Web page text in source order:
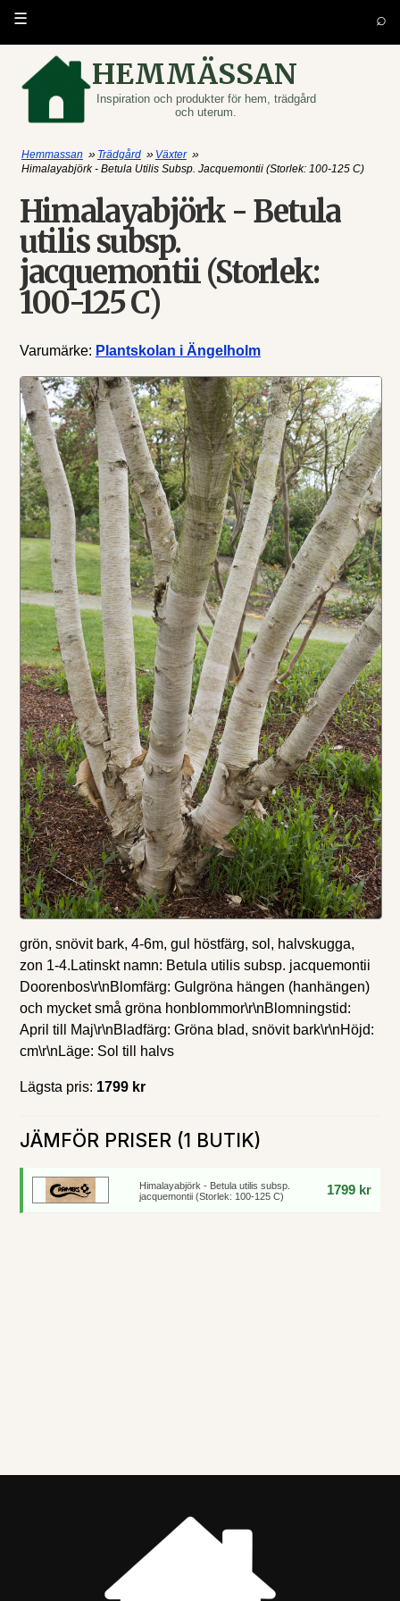
HEMMÄSSAN
Inspiration och produkter för hem, trädgård
och uterum.
☰ ⌕
Hemmassan » Trädgård » Växter »
Himalayabjörk - Betula Utilis Subsp. Jacquemontii (Storlek: 100-125 C)
Himalayabjörk - Betula
utilis subsp.
jacquemontii (Storlek:
100-125 C)
Varumärke: Plantskolan i Ängelholm
grön, snövit bark, 4-6m, gul höstfärg, sol, halvskugga,
zon 1-4.Latinskt namn: Betula utilis subsp. jacquemontii
Doorenbos\r\nBlomfärg: Gulgröna hängen (hanhängen)
och mycket små gröna honblommor\r\nBlomningstid:
April till Maj\r\nBladfärg: Gröna blad, snövit bark\r\nHöjd:
cm\r\nLäge: Sol till halvs
Lägsta pris: 1799 kr
JÄMFÖR PRISER (1 BUTIK)
Himalayabjörk - Betula utilis subsp.
jacquemontii (Storlek: 100-125 C)
1799 kr